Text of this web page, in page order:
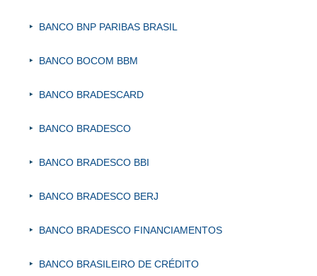
BANCO BNP PARIBAS BRASIL
BANCO BOCOM BBM
BANCO BRADESCARD
BANCO BRADESCO
BANCO BRADESCO BBI
BANCO BRADESCO BERJ
BANCO BRADESCO FINANCIAMENTOS
BANCO BRASILEIRO DE CRÉDITO